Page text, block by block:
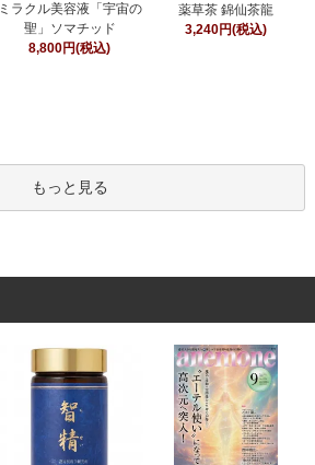
ミラクル美容液「宇宙の
聖」ソマチッド
8,800円(税込)
薬草茶 錦仙茶龍
3,240円(税込)
もっと見る